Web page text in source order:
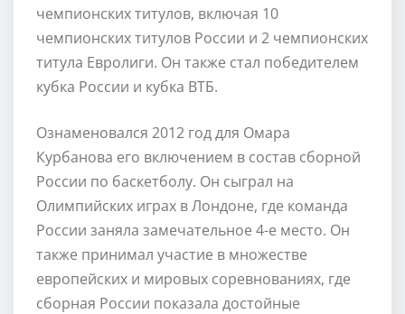
чемпионских титулов, включая 10
чемпионских титулов России и 2 чемпионских
титула Евролиги. Он также стал победителем
кубка России и кубка ВТБ.
Ознаменовался 2012 год для Омара
Курбанова его включением в состав сборной
России по баскетболу. Он сыграл на
Олимпийских играх в Лондоне, где команда
России заняла замечательное 4-е место. Он
также принимал участие в множестве
европейских и мировых соревнованиях, где
сборная России показала достойные